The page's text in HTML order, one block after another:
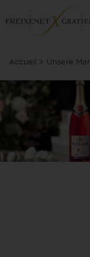
Accueil > Unsere